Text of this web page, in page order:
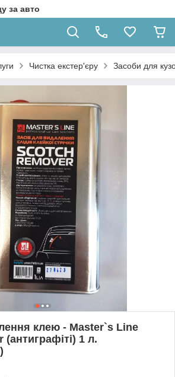
за авто
Чистка екстер'єру Засоби для
клею - Master`s Line
1 л.